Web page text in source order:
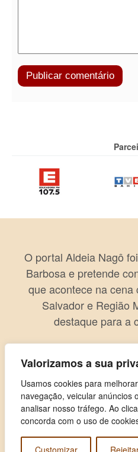
Valorizamos a sua
Usamos cookies para
navegação, veicular anúncios
analisar nosso tráfego. Ao
concorda com o uso de
Customizar
O portal Aldeia Nagô
Barbosa e pretende
que acontece na
Salvador e Região
destaque para a